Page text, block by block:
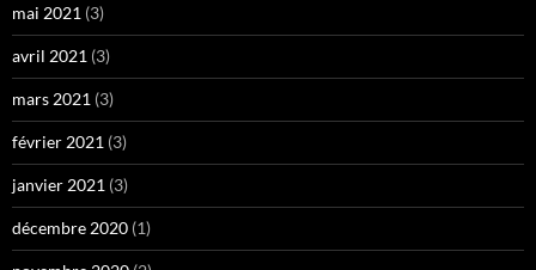
mai 2021 (3)
avril 2021 (3)
mars 2021 (3)
février 2021 (3)
janvier 2021 (3)
décembre 2020 (1)